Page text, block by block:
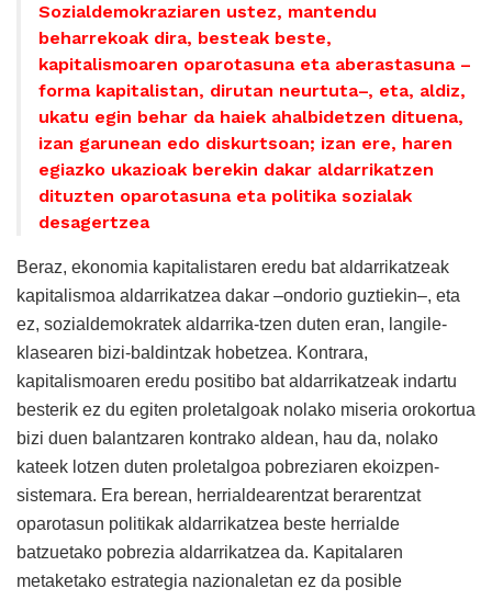
Sozialdemokraziaren ustez, mantendu
beharrekoak dira, besteak beste,
kapitalismoaren oparotasuna eta aberastasuna –
forma kapitalistan, dirutan neurtuta–, eta, aldiz,
ukatu egin behar da haiek ahalbidetzen dituena,
izan garunean edo diskurtsoan; izan ere, haren
egiazko ukazioak berekin dakar aldarrikatzen
dituzten oparotasuna eta politika sozialak
desagertzea
Beraz, ekonomia kapitalistaren eredu bat aldarrikatzeak
kapitalismoa aldarrikatzea dakar –ondorio guztiekin–, eta
ez, sozialdemokratek aldarrika-tzen duten eran, langile-
klasearen bizi-baldintzak hobetzea. Kontrara,
kapitalismoaren eredu positibo bat aldarrikatzeak indartu
besterik ez du egiten proletalgoak nolako miseria orokortua
bizi duen balantzaren kontrako aldean, hau da, nolako
kateek lotzen duten proletalgoa pobreziaren ekoizpen-
sistemara. Era berean, herrialdearentzat berarentzat
oparotasun politikak aldarrikatzea beste herrialde
batzuetako pobrezia aldarrikatzea da. Kapitalaren
metaketako estrategia nazionaletan ez da posible